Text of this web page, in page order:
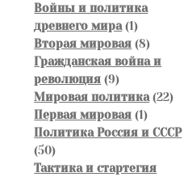
Войны и политика
древнего мира 11
товар
Вторая мировая 88
товаров
Гражданская война и
революция 99
товаров
Мировая политика 2222
Первая мировая 11
товар
Политика Россия и СССР
5050
товаров
Тактика и стартегия